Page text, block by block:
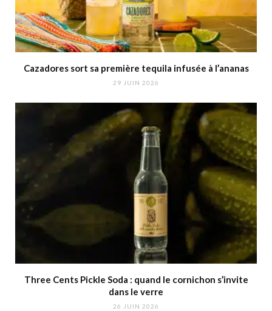
Cazadores sort sa première tequila infusée à l’ananas
29 JUIN 2026
Three Cents Pickle Soda : quand le cornichon s’invite
dans le verre
26 JUIN 2026